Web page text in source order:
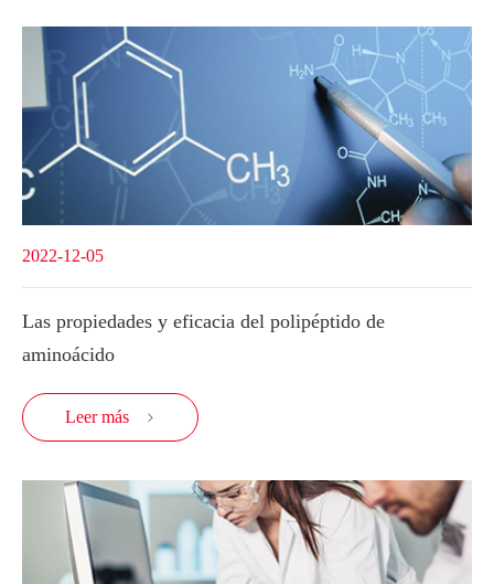
2022-12-05
Las propiedades y eficacia del polipéptido de
aminoácido
Leer más 